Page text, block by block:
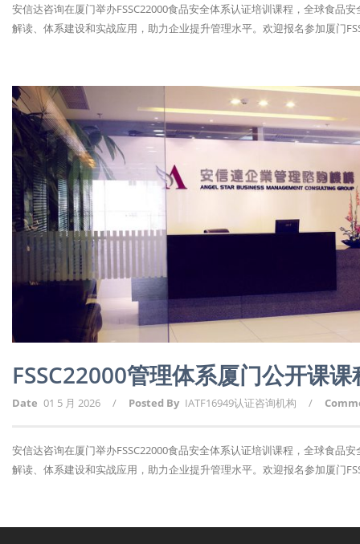
安信达咨询在厦门举办FSSC22000食品安全体系认证培训课程，全球食品
解读、体系建设和实战应用，助力企业提升管理水平。欢迎报名参加厦门
FSSC22000管理体系厦门公开课
Date 01 5 月 2026 / Posted By IATF16949认证咨询机构 /
安信达咨询在厦门举办FSSC22000食品安全体系认证培训课程，全球食品
解读、体系建设和实战应用，助力企业提升管理水平。欢迎报名参加厦门